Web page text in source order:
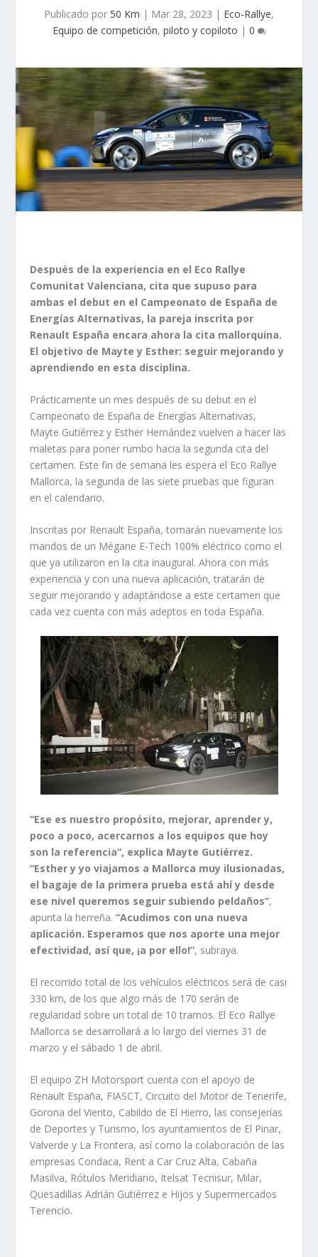
Publicado por 50 Km | Mar 28, 2023 | Eco-Rallye,
Equipo de competición, piloto y copiloto | 0
Después de la experiencia en el Eco Rallye
Comunitat Valenciana, cita que supuso para
ambas el debut en el Campeonato de España de
Energías Alternativas, la pareja inscrita por
Renault España encara ahora la cita mallorquina.
El objetivo de Mayte y Esther: seguir mejorando y
aprendiendo en esta disciplina.
Prácticamente un mes después de su debut en el
Campeonato de España de Energías Alternativas,
Mayte Gutiérrez y Esther Hernández vuelven a hacer las
maletas para poner rumbo hacia la segunda cita del
certamen. Este fin de semana les espera el Eco Rallye
Mallorca, la segunda de las siete pruebas que figuran
en el calendario.
Inscritas por Renault España, tomarán nuevamente los
mandos de un Mégane E-Tech 100% eléctrico como el
que ya utilizaron en la cita inaugural. Ahora con más
experiencia y con una nueva aplicación, tratarán de
seguir mejorando y adaptándose a este certamen que
cada vez cuenta con más adeptos en toda España.
“Ese es nuestro propósito, mejorar, aprender y,
poco a poco, acercarnos a los equipos que hoy
son la referencia”, explica Mayte Gutiérrez.
“Esther y yo viajamos a Mallorca muy ilusionadas,
el bagaje de la primera prueba está ahí y desde
ese nivel queremos seguir subiendo peldaños”,
apunta la herreña.“Acudimos con una nueva
aplicación. Esperamos que nos aporte una mejor
efectividad, así que, ¡a por ello!”, subraya.
El recorrido total de los vehículos eléctricos será de casi
330 km, de los que algo más de 170 serán de
regularidad sobre un total de 10 tramos. El Eco Rallye
Mallorca se desarrollará a lo largo del viernes 31 de
marzo y el sábado 1 de abril.
El equipo ZH Motorsport cuenta con el apoyo de
Renault España, FIASCT, Circuito del Motor de Tenerife,
Gorona del Viento, Cabildo de El Hierro, las consejerías
de Deportes y Turismo, los ayuntamientos de El Pinar,
Valverde y La Frontera, así como la colaboración de las
empresas Condaca, Rent a Car Cruz Alta, Cabaña
Masilva, Rótulos Meridiano, Itelsat Tecnisur, Milar,
Quesadillas Adrián Gutiérrez e Hijos y Supermercados
Terencio.